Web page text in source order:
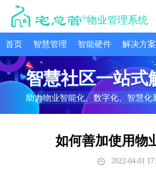
物业管理系统
首页 智慧管理 智能硬件 解决方案
智慧社区一站式
助力物业智能化、数字化、智慧化
如何善加使用物
2022-04-01